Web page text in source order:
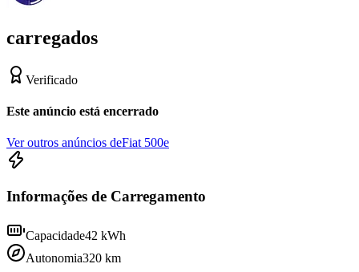
carregados
Verificado
Este anúncio está encerrado
Ver outros anúncios deFiat 500e
Informações de Carregamento
Capacidade42 kWh
Autonomia320 km